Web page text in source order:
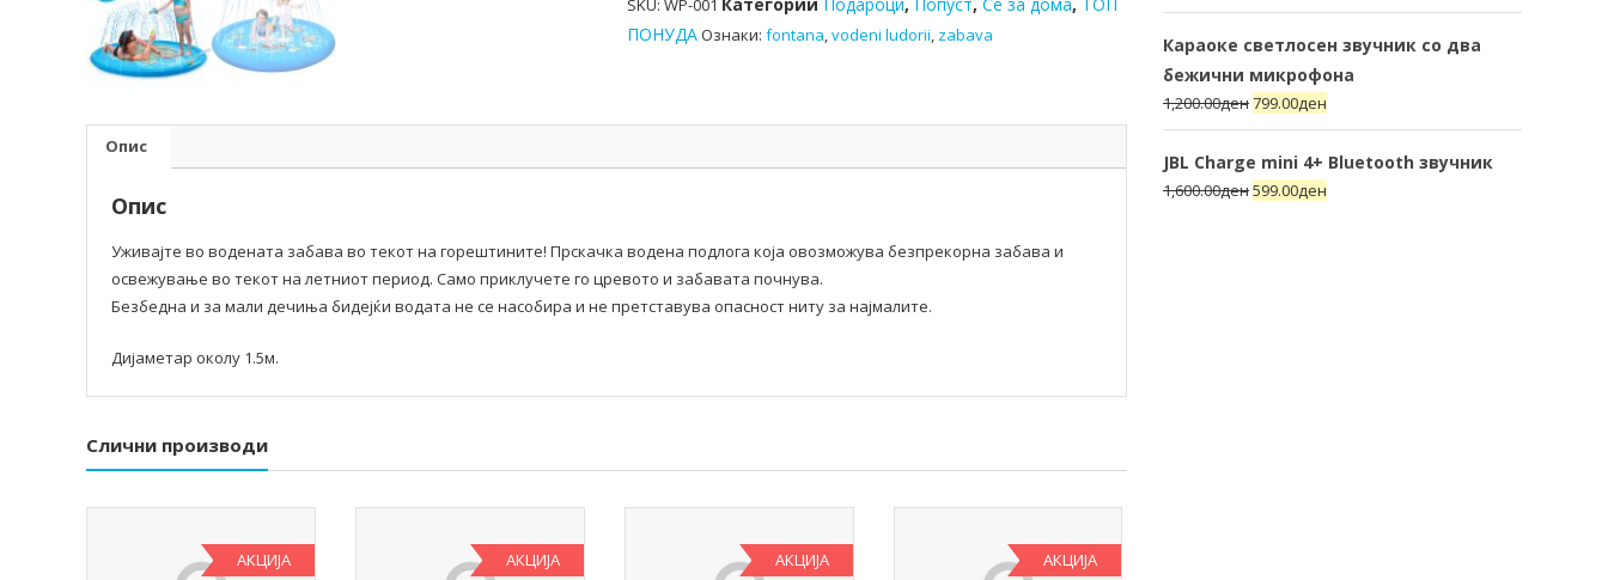
SKU:WP-001
ПОНУДАОзнаки:fontana,vodeni ludorii, zabava
Опис
Опис
Уживајте во водената забава во текот на горештините! Прскачка водена подлога која овозможува безпрекорна забава и
освежување во текот на летниот период. Само приклучете го цревото и забавата почнува.
Безбедна и за мали дечиња бидејќи водата не се насобира и не претставува опасност ниту за најмалите.
Дијаметар околу 1.5м.
Слични производи
АКЦИЈА АКЦИЈА АКЦИЈА АКЦИЈА
Караоке светлосен звучник со два
бежични микрофона
1,200.00ден799.00ден
JBL Charge mini 4+ Bluetooth звучник
1,600.00ден599.00ден